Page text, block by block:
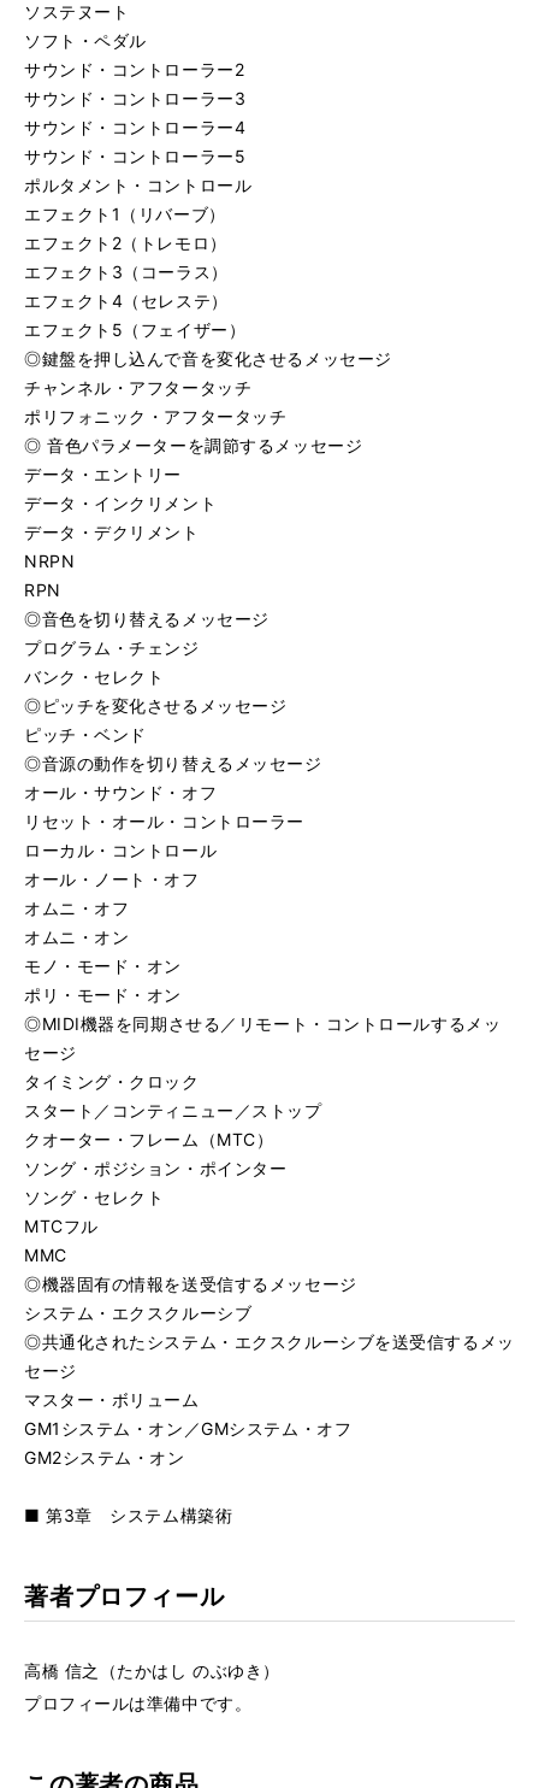
ソステヌート
ソフト・ペダル
サウンド・コントローラー2
サウンド・コントローラー3
サウンド・コントローラー4
サウンド・コントローラー5
ポルタメント・コントロール
エフェクト1（リバーブ）
エフェクト2（トレモロ）
エフェクト3（コーラス）
エフェクト4（セレステ）
エフェクト5（フェイザー）
◎鍵盤を押し込んで音を変化させるメッセージ
チャンネル・アフタータッチ
ポリフォニック・アフタータッチ
◎ 音色パラメーターを調節するメッセージ
データ・エントリー
データ・インクリメント
データ・デクリメント
NRPN
RPN
◎音色を切り替えるメッセージ
プログラム・チェンジ
バンク・セレクト
◎ピッチを変化させるメッセージ
ピッチ・ベンド
◎音源の動作を切り替えるメッセージ
オール・サウンド・オフ
リセット・オール・コントローラー
ローカル・コントロール
オール・ノート・オフ
オムニ・オフ
オムニ・オン
モノ・モード・オン
ポリ・モード・オン
◎MIDI機器を同期させる／リモート・コントロールするメッ
セージ
タイミング・クロック
スタート／コンティニュー／ストップ
クオーター・フレーム（MTC）
ソング・ポジション・ポインター
ソング・セレクト
MTCフル
MMC
◎機器固有の情報を送受信するメッセージ
システム・エクスクルーシブ
◎共通化されたシステム・エクスクルーシブを送受信するメッ
セージ
マスター・ボリューム
GM1システム・オン／GMシステム・オフ
GM2システム・オン
■ 第3章 システム構築術
著者プロフィール
高橋 信之（たかはし のぶゆき）
プロフィールは準備中です。